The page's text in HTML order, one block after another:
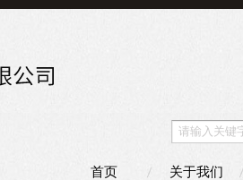
首页 关于我们